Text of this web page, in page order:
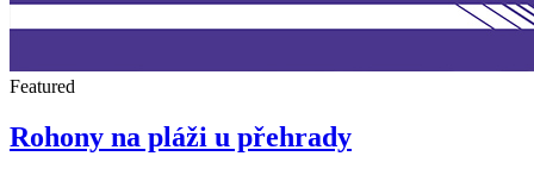
Featured
Rohony na pláži u přehrady